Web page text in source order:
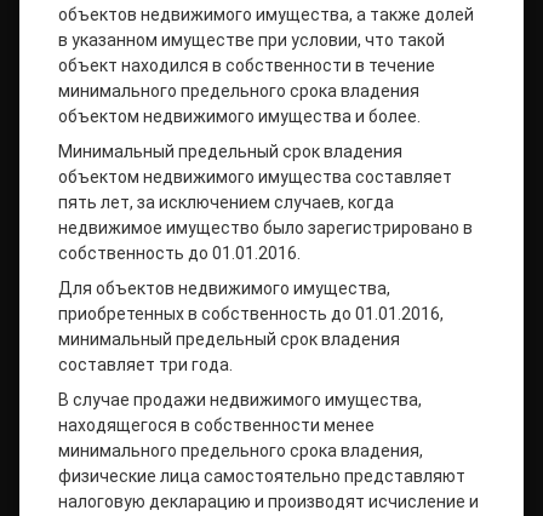
объектов недвижимого имущества, а также долей
в указанном имуществе при условии, что такой
объект находился в собственности в течение
минимального предельного срока владения
объектом недвижимого имущества и более.
Минимальный предельный срок владения
объектом недвижимого имущества составляет
пять лет, за исключением случаев, когда
недвижимое имущество было зарегистрировано в
собственность до 01.01.2016.
Для объектов недвижимого имущества,
приобретенных в собственность до 01.01.2016,
минимальный предельный срок владения
составляет три года.
В случае продажи недвижимого имущества,
находящегося в собственности менее
минимального предельного срока владения,
физические лица самостоятельно представляют
налоговую декларацию и производят исчисление и